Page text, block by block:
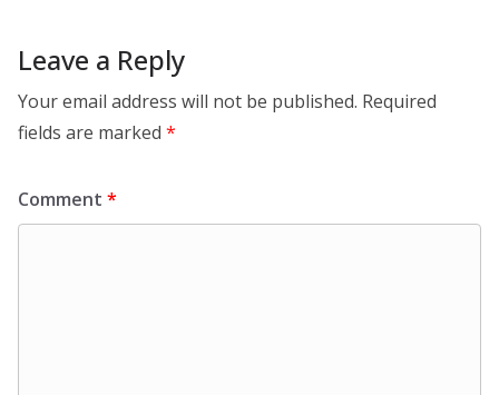
Leave a Reply
Your email address will not be published. Required
fields are marked *
Comment *